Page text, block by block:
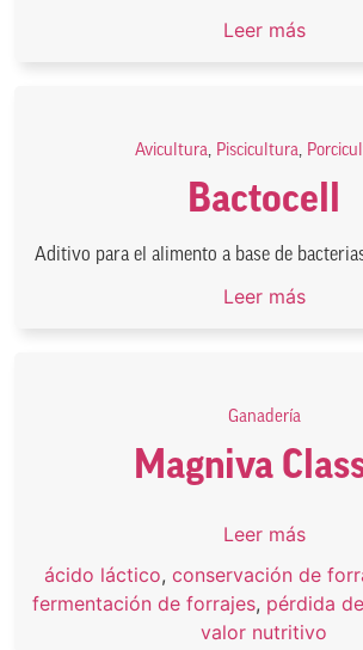
Leer más
Avicultura, Piscicultura,
Bactocell
Aditivo para el alimento a base de
Leer más
Ganadería
Magniva
Leer más
ácido láctico, conservación de
fermentación de forrajes, pérdida
valor nutritivo